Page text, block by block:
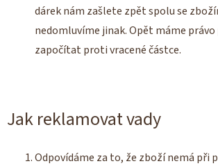
dárek nám zašlete zpět spolu se
nedomluvíme jinak. Opět máme
započítat proti vracené částce.
Jak reklamovat vady
Odpovídáme za to, že zboží nemá při